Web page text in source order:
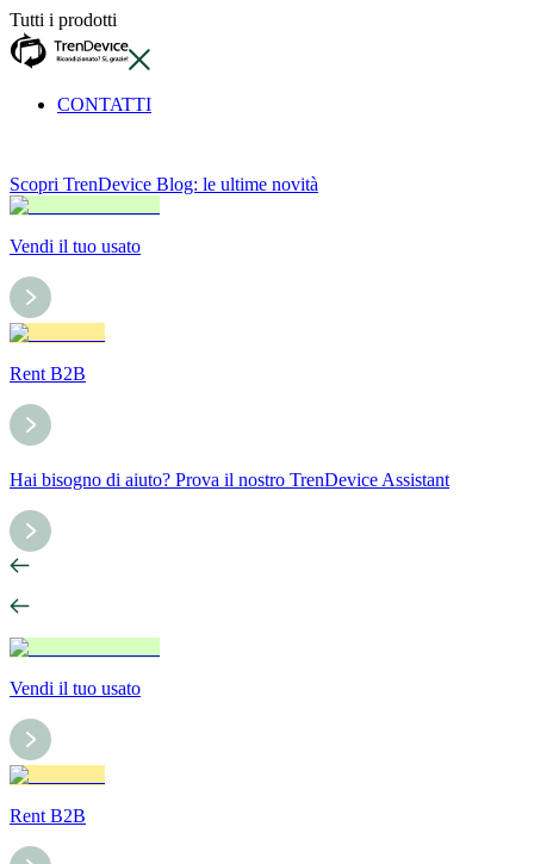
Tutti i prodotti
CONTATTI
Scopri TrenDevice Blog: le ultime novità
Vendi il tuo usato
Rent B2B
Hai bisogno di aiuto? Prova il nostro TrenDevice Assistant
Vendi il tuo usato
Rent B2B